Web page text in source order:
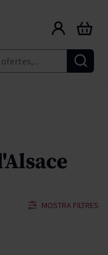
Cart
MOSTRA FILTRES